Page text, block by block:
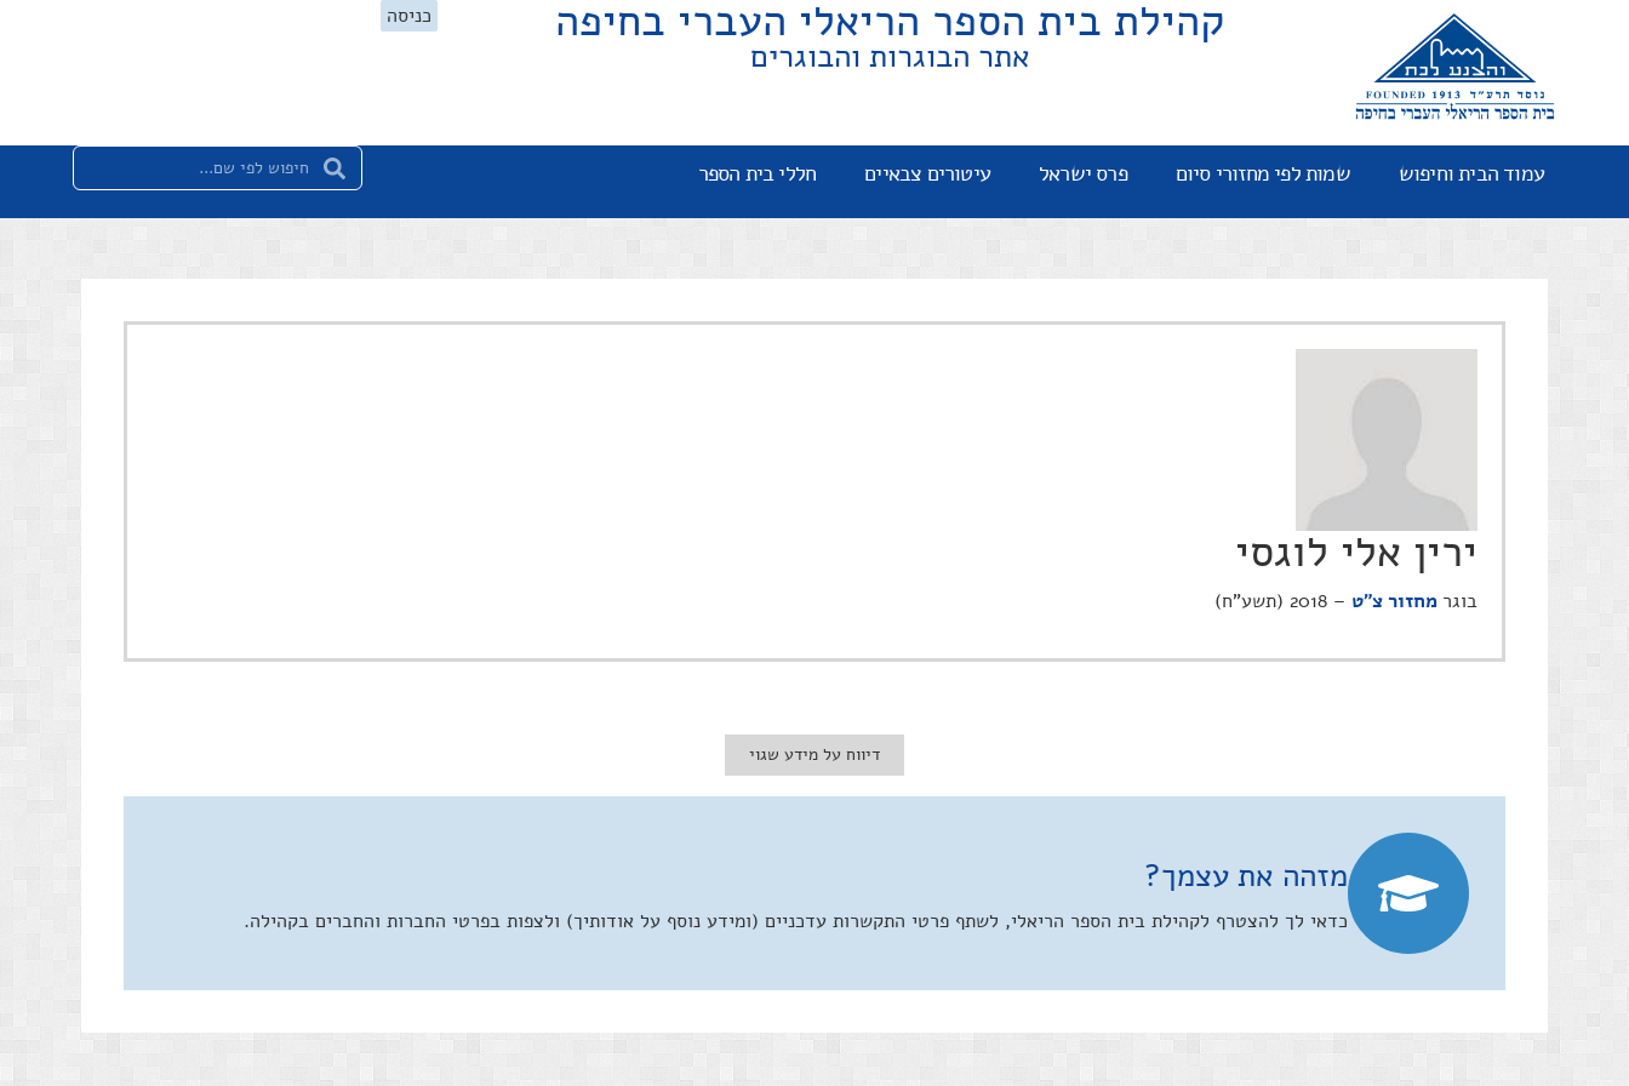
קהילת בית הספר הריאלי העברי בחיפה
אתר הבוגרות והבוגרים
כניסה
עמוד הבית וחיפוש שמות לפי מחזורי סיום פרס ישראל עיטורים צבאיים חללי בית הספר
ירין אלי לוגסי
בוגר מחזור צ"ט – 2018 (תשע"ח)
דיווח על מידע שגוי
מזהה את עצמך?
כדאי לך להצטרף לקהילת בית הספר הריאלי, לשתף פרטי התקשרות עדכניים (ומידע נוסף על אודותיך) ולצפות בפרטי החברות והחברים בקהילה.